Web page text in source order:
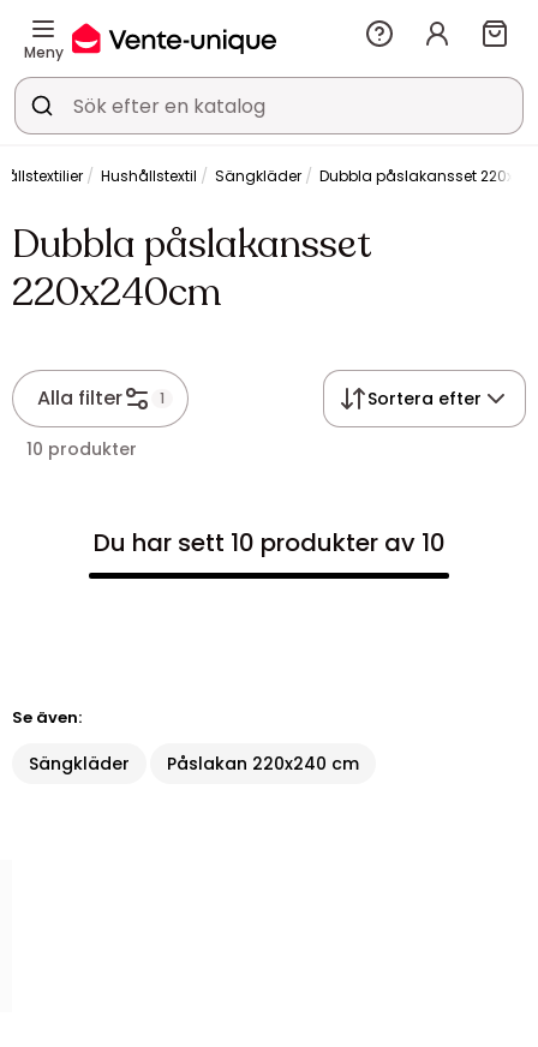
Meny
Hushållstextil Sängkläder Dubbla påslakansset
Dubbla påslakansset
220x240cm
Alla filter 1 Sortera efter
10 produkter
Du har sett 10 produkter av 10
Se även:
Sängkläder Påslakan 220x240 cm